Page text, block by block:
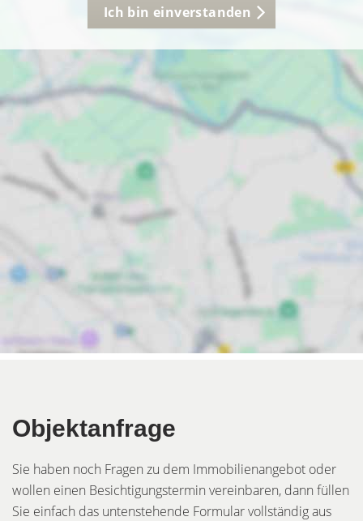
Ich bin einverstanden
Objektanfrage
Sie haben noch Fragen zu dem Immobilienangebot oder
wollen einen Besichtigungstermin vereinbaren, dann füllen
Sie einfach das untenstehende Formular vollständig aus